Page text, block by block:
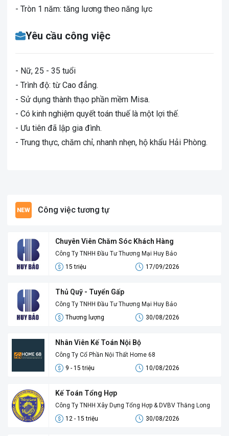
- Tròn 1 năm: tăng lương theo năng lực
Yêu cầu công việc
- Nữ, 25 - 35 tuổi
- Trình độ: từ Cao đẳng.
- Sử dụng thành thạo phần mềm Misa.
- Có kinh nghiệm quyết toán thuế là một lợi thế.
- Ưu tiên đã lập gia đình.
- Trung thực, chăm chỉ, nhanh nhẹn, hộ khẩu Hải Phòng.
Công việc tương tự
Chuyên Viên Chăm Sóc Khách Hàng
Công Ty TNHH Đầu Tư Thương Mại Huy Bảo
15 triệu
17/09/2026
Thủ Quỹ - Tuyển Gấp
Công Ty TNHH Đầu Tư Thương Mại Huy Bảo
Thương lượng
30/08/2026
Nhân Viên Kế Toán Nội Bộ
Công Ty Cổ Phần Nội Thất Home 68
9 - 15 triệu
10/08/2026
Kế Toán Tổng Hợp
Công Ty TNHH Xây Dựng Tổng Hợp & DVBV Thăng Long
12 - 15 triệu
30/08/2026